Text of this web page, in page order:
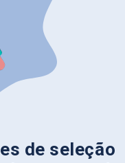
de seleção